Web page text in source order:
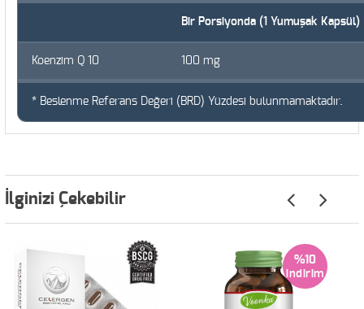
Bir Porsiyonda (1 Yumuşak Kapsül)
Koenzim Q 10 100 mg
* Beslenme Referans Değeri (BRD) Yüzdesi bulunmamaktadır.
İlginizi Çekebilir
%10